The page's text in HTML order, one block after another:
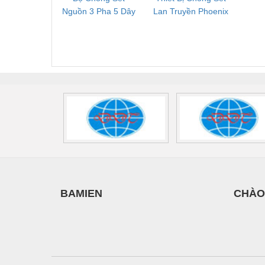
Nguồn 3 Pha 5 Dây
Lan Truyền Phoenix
BAMIEN